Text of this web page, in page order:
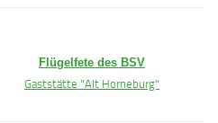
Flügelfete des BSV
Gaststätte "Alt Horneburg"